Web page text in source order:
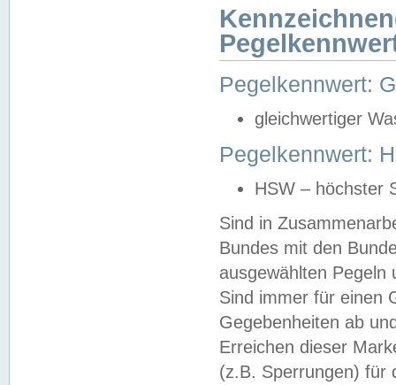
Pegelkennwert:
gleichwertiger
Pegelkennwert:
HSW – höchster
Sind in
Bundes mit den
ausgewählten
Sind immer für einen
Gegebenheiten ab
Erreichen dieser
(z.B. Sperrungen) für